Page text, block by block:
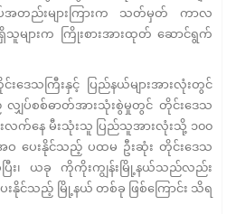
ည်းများကြားက သတ်မှတ် ကာလ
သူများက ကြိုးစားအားထုတ် ဆောင်ရွက်
ကြီးနှင့် ပြည်နယ်များအားလုံးတွင်
ျှပ်စစ်ဓာတ်အားသုံးစွဲမှုတွင် တိုင်းဒေသ
းလက်နေ မီးသုံးသူ ပြည်သူအားလုံးသို့ ၁၀၀
ဝ ပေးနိုင်သည့် ပထမ ဦးဆုံး တိုင်းဒေသ
ပြီး၊ ယခု ကိုကိုးကျွန်းမြို့နယ်သည်လည်း
းနိုင်သည့် မြို့နယ် တစ်ခု ဖြစ်ကြောင်း သိရ